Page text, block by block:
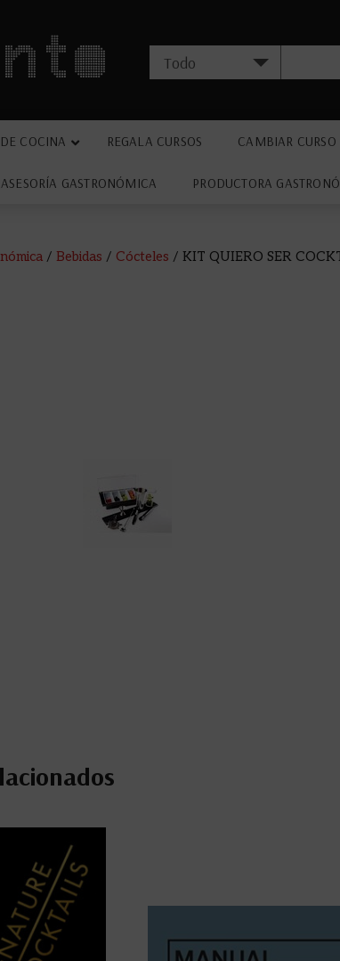
COCINA REGALA CURSOS CAMBIAR CURSO
ASESORÍA GASTRONÓMICA PRODUCTORA
/ Bebidas / Cócteles / KIT QUIERO SER